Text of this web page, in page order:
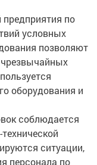
по
условных
позволяют
оборудования и
соблюдается
ситуации,
персонала по